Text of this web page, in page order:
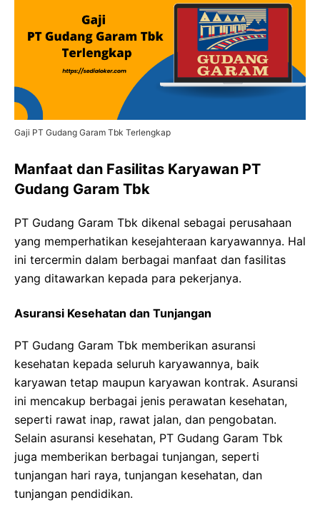
Gaji PT Gudang Garam Tbk Terlengkap
Manfaat dan Fasilitas Karyawan PT
Gudang Garam Tbk
PT Gudang Garam Tbk dikenal sebagai perusahaan
yang memperhatikan kesejahteraan karyawannya. Hal
ini tercermin dalam berbagai manfaat dan fasilitas
yang ditawarkan kepada para pekerjanya.
Asuransi Kesehatan dan Tunjangan
PT Gudang Garam Tbk memberikan asuransi
kesehatan kepada seluruh karyawannya, baik
karyawan tetap maupun karyawan kontrak. Asuransi
ini mencakup berbagai jenis perawatan kesehatan,
seperti rawat inap, rawat jalan, dan pengobatan.
Selain asuransi kesehatan, PT Gudang Garam Tbk
juga memberikan berbagai tunjangan, seperti
tunjangan hari raya, tunjangan kesehatan, dan
tunjangan pendidikan.